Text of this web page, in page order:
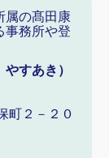
属の髙田康
事務所や登
すあき）
－２０